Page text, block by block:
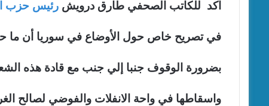
اكد للكاتب الصحفي طارق درويش رئيس حزب
في تصريح خاص حول الأوضاع في سوريا أن ما
بضرورة الوقوف جنبا إلي جنب مع قادة هذه
واسقاطها في واحة الانفلات والفوضي لصالح